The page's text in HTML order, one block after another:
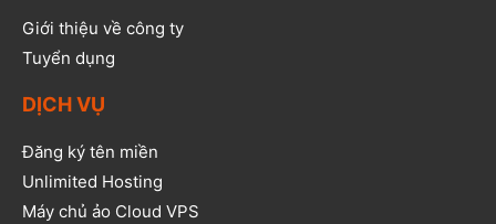
Giới thiệu về công ty
Tuyển dụng
DỊCH VỤ
Đăng ký tên miền
Unlimited Hosting
Máy chủ ảo Cloud VPS